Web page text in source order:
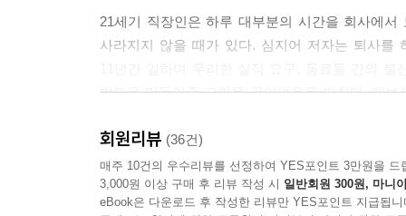
문제는 항상 답과 함께 주어진다. 다만 우리가 늘
---「삶의 고통을 마주하는 자세」중에서
21세기 직장인은 하루 대부분의 시간을 회사에
사라지지 않을 때가 있다. 심지어 저자는 퇴사를
발판을 만들어준 고마운 곳이었음을 밝힌다. 해
망가졌다고 느꼈다. 어째서 나는 작은 일에도 예
대해 더 깊이 이해하기 위해 상담과 임상심리
출간됐고, 많은 직장인 독자들에게 ‘사회생활 지
소통의 문제를 겪고 있는 기업을 돕는 ‘마음정원
회원리뷰 (36건)
매주 10건의 우수리뷰를 선정하여 YES포인트 3만원을 드
3,000원 이상 구매 후 리뷰 작성 시 일반회원 300원, 마니
eBook은 다운로드 후 작성한 리뷰만 YES포인트 지급됩니